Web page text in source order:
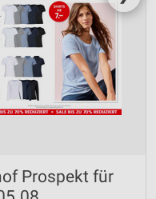
Prospekt für